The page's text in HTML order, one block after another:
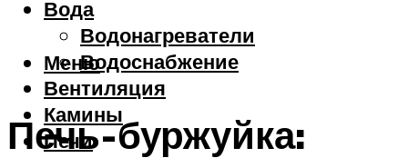
Вода
Водонагреватели
Водоснабжение
Вентиляция
Камины
Печи
Меню
Печь-буржуйка: